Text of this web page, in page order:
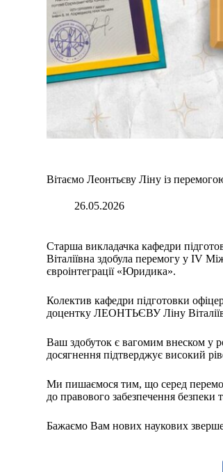
Вітаємо Леонтьєву Ліну із
26.05.2026
Старша викладачка кафедри
Віталіївна здобула перемогу у IV
євроінтеграції «Юридика».
Колектив кафедри підготовки
доцентку ЛЕОНТЬЄВУ Ліну
Ваш здобуток є вагомим внеском у
досягнення підтверджує високий
Ми пишаємося тим, що серед
до правового забезпечення безпеки
Бажаємо Вам нових наукових